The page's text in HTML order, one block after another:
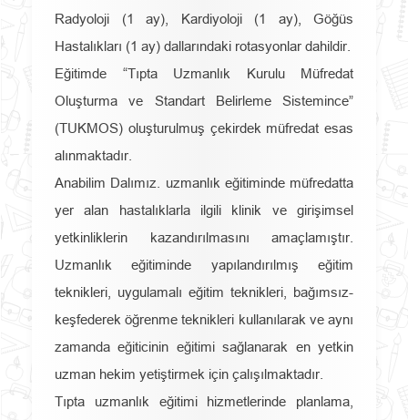
Radyoloji (1 ay), Kardiyoloji (1 ay), Göğüs
Hastalıkları (1 ay) dallarındaki rotasyonlar dahildir.
Eğitimde “Tıpta Uzmanlık Kurulu Müfredat
Oluşturma ve Standart Belirleme Sistemince”
(TUKMOS) oluşturulmuş çekirdek müfredat esas
alınmaktadır.
Anabilim Dalımız. uzmanlık eğitiminde müfredatta
yer alan hastalıklarla ilgili klinik ve girişimsel
yetkinliklerin kazandırılmasını amaçlamıştır.
Uzmanlık eğitiminde yapılandırılmış eğitim
teknikleri, uygulamalı eğitim teknikleri, bağımsız-
keşfederek öğrenme teknikleri kullanılarak ve aynı
zamanda eğiticinin eğitimi sağlanarak en yetkin
uzman hekim yetiştirmek için çalışılmaktadır.
Tıpta uzmanlık eğitimi hizmetlerinde planlama,